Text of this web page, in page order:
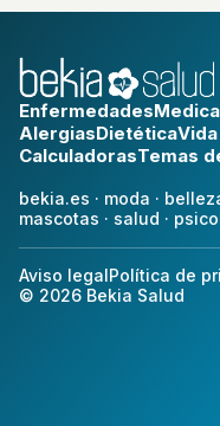
Enfermedades
AlergiasDietética
CalculadorasTemas
bekia.es · moda ·
mascotas · salud ·
Aviso legal Política de
© 2026 Bekia Salud